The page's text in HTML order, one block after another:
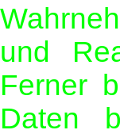
und
Ferner
Daten